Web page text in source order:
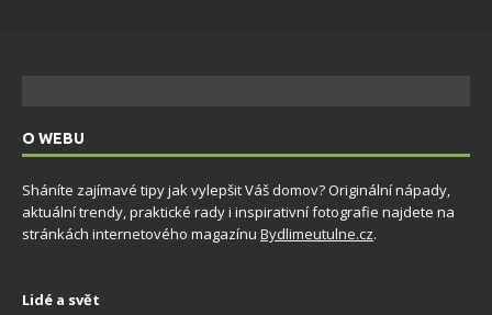
O WEBU
Sháníte zajímavé tipy jak vylepšit Váš domov? Originální nápady,
aktuální trendy, praktické rady i inspirativní fotografie najdete na
stránkách internetového magazínu Bydlimeutulne.cz.
Lidé a svět